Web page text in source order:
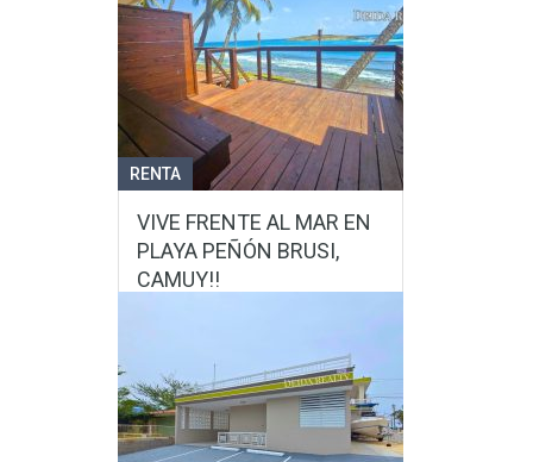
Dimensiones 2,114.39 mtr
$67,000
VER MÁS DETALLES
RENTA
VIVE FRENTE AL MAR EN
PLAYA PEÑÓN BRUSI,
CAMUY!!
Baños
$1,500